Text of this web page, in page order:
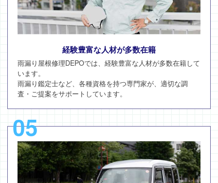
経験豊富な人材が多数在籍
雨漏り屋根修理DEPOでは、経験豊富な人材が多数在籍して
います。
雨漏り鑑定士など、各種資格を持つ専門家が、適切な調
査・ご提案をサポートしています。
05